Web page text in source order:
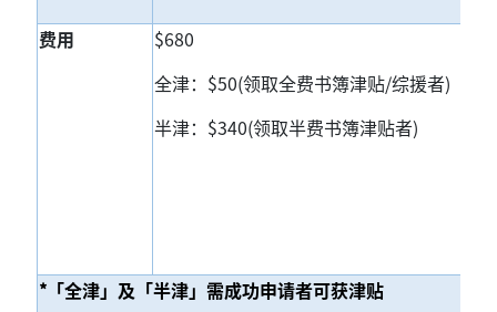
费用
$680
全津：$50(领取全费书簿津贴/综援者)
半津：$340(领取半费书簿津贴者)
* 「全津」及「半津」需成功申请者可获津贴